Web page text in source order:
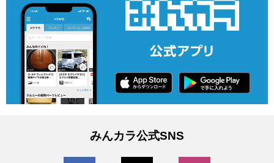
みんカラ公式SNS